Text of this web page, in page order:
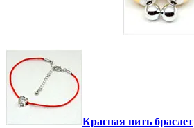
Красная нить браслет